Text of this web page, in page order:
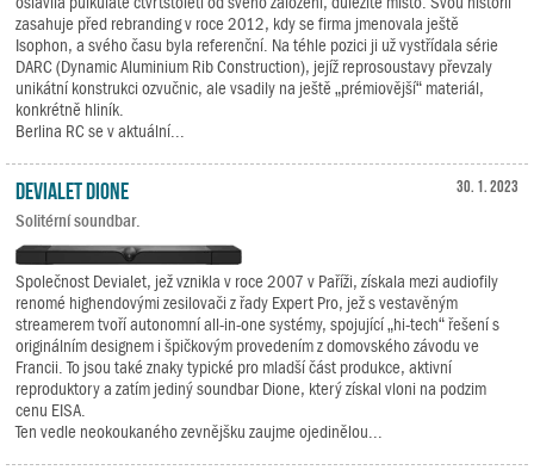
zasahuje před rebranding v roce 2012, kdy se firma jmenovala ještě
Isophon, a svého času byla referenční. Na téhle pozici ji už vystřídala série
DARC (Dynamic Aluminium Rib Construction), jejíž reprosoustavy převzaly
unikátní konstrukci ozvučnic, ale vsadily na ještě „prémiovější“ materiál,
konkrétně hliník.
Berlina RC se v aktuální...
30. 1. 2023
Devialet Dione
Solitérní soundbar.
Společnost Devialet, jež vznikla v roce 2007 v Paříži, získala mezi audiofily
renomé highendovými zesilovači z řady Expert Pro, jež s vestavěným
streamerem tvoří autonomní all-in-one systémy, spojující „hi-tech“ řešení s
originálním designem i špičkovým provedením z domovského závodu ve
Francii. To jsou také znaky typické pro mladší část produkce, aktivní
reproduktory a zatím jediný soundbar Dione, který získal vloni na podzim
cenu EISA.
Ten vedle neokoukaného zevnějšku zaujme ojedinělou...